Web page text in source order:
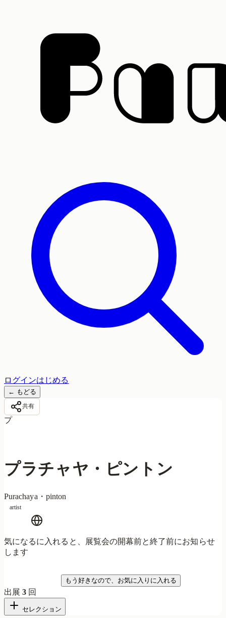
ログインはじめる
← もどる
共有
プ
プラチャヤ・ピントン
Purachaya・pinton
artist
気になるに入れると、展覧会の開幕前と終了前にお知らせ
します
もう好きなので、お気に入りに入れる
出展3 回
セレクション